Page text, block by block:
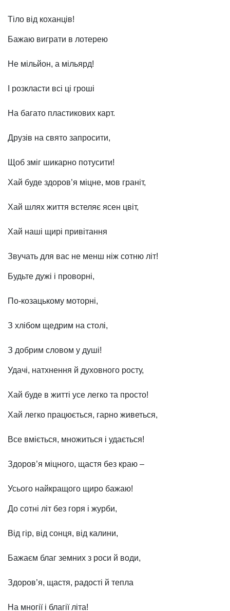
Тіло від коханців!
Бажаю виграти в лотерею
Не мільйон, а мільярд!
І розкласти всі ці гроші
На багато пластикових карт.
Друзів на свято запросити,
Щоб зміг шикарно потусити!
Хай буде здоров’я міцне, мов граніт,
Хай шлях життя встеляє ясен цвіт,
Хай наші щирі привітання
Звучать для вас не менш ніж сотню літ!
Будьте дужі і проворні,
По-козацькому моторні,
З хлібом щедрим на столі,
З добрим словом у душі!
Удачі, натхнення й духовного росту,
Хай буде в житті усе легко та просто!
Хай легко працюється, гарно живеться,
Все вміється, множиться і удається!
Здоров’я міцного, щастя без краю –
Усього найкращого щиро бажаю!
До сотні літ без горя і журби,
Від гір, від сонця, від калини,
Бажаєм благ земних з роси й води,
Здоров’я, щастя, радості й тепла
На многії і благії літа!